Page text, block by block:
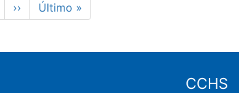
Siguiente
página
››
Última
página
Último »
CCHS